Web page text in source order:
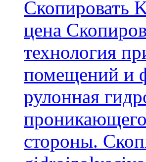
Скопировать
цена
технология
помещений и
рулонная
проникающего
стороны.